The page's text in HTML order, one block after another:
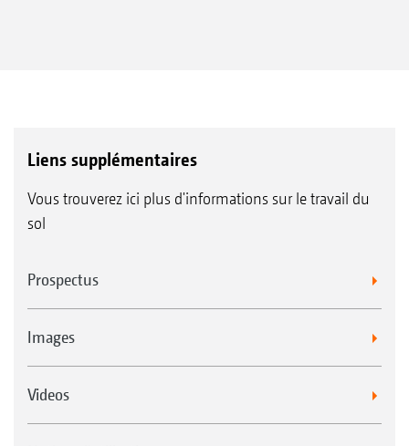
Liens supplémentaires
Vous trouverez ici plus d'informations sur le travail du
sol
Prospectus
Images
Videos